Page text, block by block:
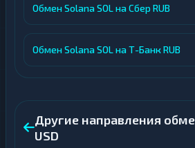
Обмен Solana SOL на Сбер RUB
Обмен Solana SOL на Т-Банк RUB
Другие направления
USD